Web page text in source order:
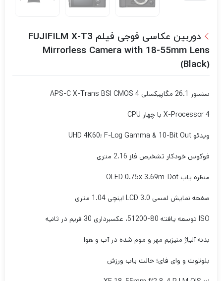
دوربین عکاسی فوجی فیلم FUJIFILM X-T3
Mirrorless Camera with 18-55mm Lens
(Black)
سنسور 26.1 مگاپیکسلی APS-C X-Trans BSI CMOS 4
X-Processor 4 با چهار CPU
ویدئو UHD 4K60; F-Log Gamma & 10-Bit Out
فوکوس خودکار تشخیص فاز 2.16 متری
منظره یاب OLED 0.75x 3.69m-Dot
صفحه نمایش لمسی LCD 3.0 اینچی 1.04 متری
ISO توسعه یافته 80-51200، عکسبرداری 30 فریم در ثانیه
بدنه آلیاژ منیزیم مهر و موم شده در آب و هوا
بلوتوث و وای فای؛ حالت یاب ورزش